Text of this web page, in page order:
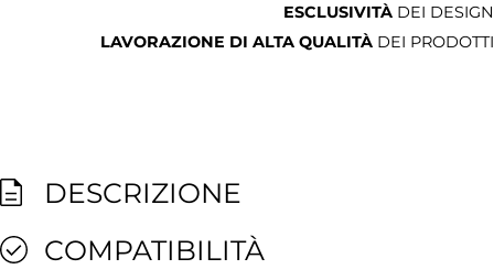
ESCLUSIVITÀ DEI DESIGN
LAVORAZIONE DI ALTA QUALITÀ DEI PRODOTTI
DESCRIZIONE
COMPATIBILITÀ